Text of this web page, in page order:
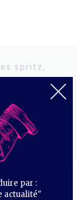
spritz,
avec
Degrès
par :
actualité"